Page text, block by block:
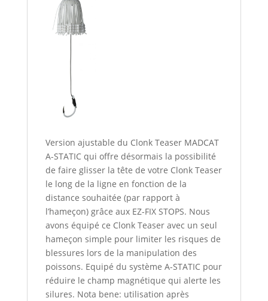
Version ajustable du Clonk Teaser MADCAT
A-STATIC qui offre désormais la possibilité
de faire glisser la tête de votre Clonk Teaser
le long de la ligne en fonction de la
distance souhaitée (par rapport à
l’hameçon) grâce aux EZ-FIX STOPS. Nous
avons équipé ce Clonk Teaser avec un seul
hameçon simple pour limiter les risques de
blessures lors de la manipulation des
poissons. Equipé du système A-STATIC pour
réduire le champ magnétique qui alerte les
silures. Nota bene: utilisation après